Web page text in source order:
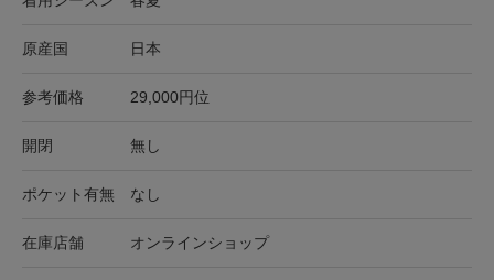
原産国 日本
参考価格 29,000円位
開閉 無し
ポケット有無 なし
在庫店舗 オンラインショップ